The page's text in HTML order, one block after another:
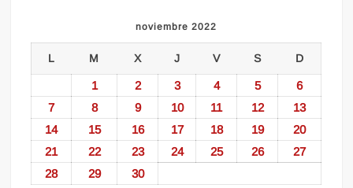
noviembre 2022
L M X J V S D
1 2 3 4 5
6
7
8 9 10 11 12
13
14
15 16 17 18 19
20
21
22 23 24 25 26
27
28
29
30